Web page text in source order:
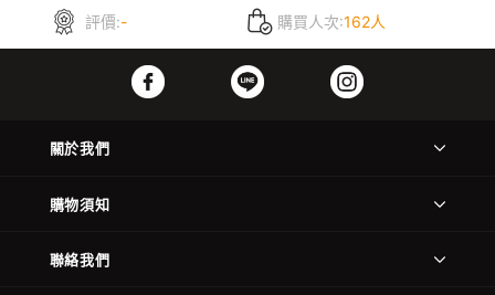
評價:- 購買人次:162人
關於我們
購物須知
聯絡我們